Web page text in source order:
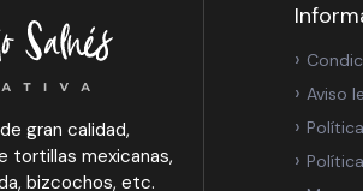
gran calidad,
tortillas mexicanas,
bizcochos, etc.
Aviso